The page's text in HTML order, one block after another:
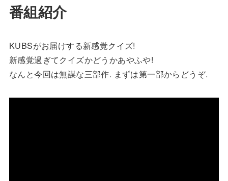
番組紹介
KUBSがお届けする新感覚クイズ!
新感覚過ぎてクイズかどうかあやふや!
なんと今回は無謀な三部作. まずは第一部からどうぞ.